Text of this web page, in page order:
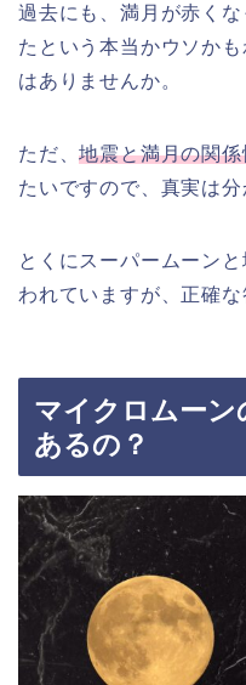
過去にも、満月が赤く
たという本当かウソか
はありませんか。
ただ、地震と満月の関
たいですので、真実は分
とくにスーパームーン
われていますが、正確な
マイクロムー
あるの？